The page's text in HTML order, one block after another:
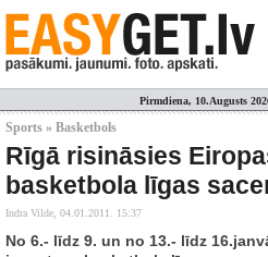
Pirmdiena, 10.Augusts
Sports » Basketbols
Rīgā risināsies
basketbola līgas
Indra Vilde, 04.01.2011. 15:37
No 6.- līdz 9. un no 13.- līdz